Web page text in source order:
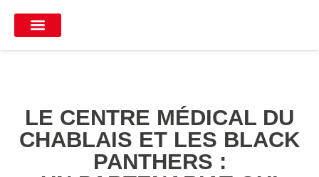
LE CENTRE MÉDICAL DU
CHABLAIS ET LES BLACK
PANTHERS :